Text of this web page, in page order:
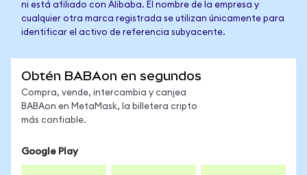
ni está afiliado con Alibaba. El nombre de la empresa y
cualquier otra marca registrada se utilizan únicamente para
identificar el activo de referencia subyacente.
Obtén BABAon en segundos
Compra, vende, intercambia y canjea
BABAon en MetaMask, la billetera cripto
más confiable.
Google Play